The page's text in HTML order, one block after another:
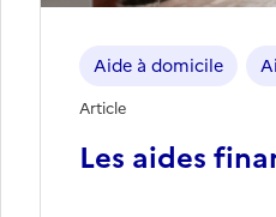
Les aides
Aide à domicile
Article